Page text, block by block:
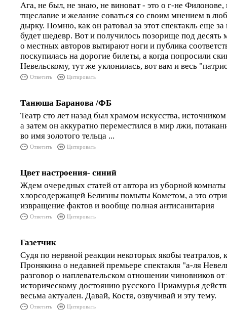
Ага, не был, не знаю, не виноват - это о г-не Филонове,
тщеславие и желание соваться со своим мнением в
дырку. Помню, как он ратовал за этот спектакль еще
будет шедевр. Вот и получилось позорище под десять
о местных авторов вытирают ноги и публика
поскупилась на дорогие билеты, а когда попросили
Невельскому, тут же уклонилась, вот вам и весь
Ответить Цитировать
Танюша Баранова /ФБ
Театр сто лет назад был храмом искусства,
а затем он аккуратно переместился в мир лжи,
во имя золотого тельца ...
Ответить Цитировать
Цвет настроения- синий
Ждем очередных статей от автора из уборной
хлорсодержащей Белизны помыты Кометом, а это
извращение фактов и вообще полная антисанитария
Ответить Цитировать
Газетчик
Судя по нервной реакции некоторых якобы театралов,
Пронякина о недавней премьере спектакля "а-ля
разговор о наплевательском отношении чиновников от
историческому достоянию русского Приамурья
весьма актуален. Давай, Костя, озвучивай и эту тему.
Ответить Цитировать